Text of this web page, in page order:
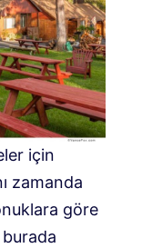
için
zamanda
göre